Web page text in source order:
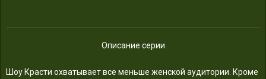
Описание серии
Шоу Красти охватывает все меньше женской аудитории. Кроме